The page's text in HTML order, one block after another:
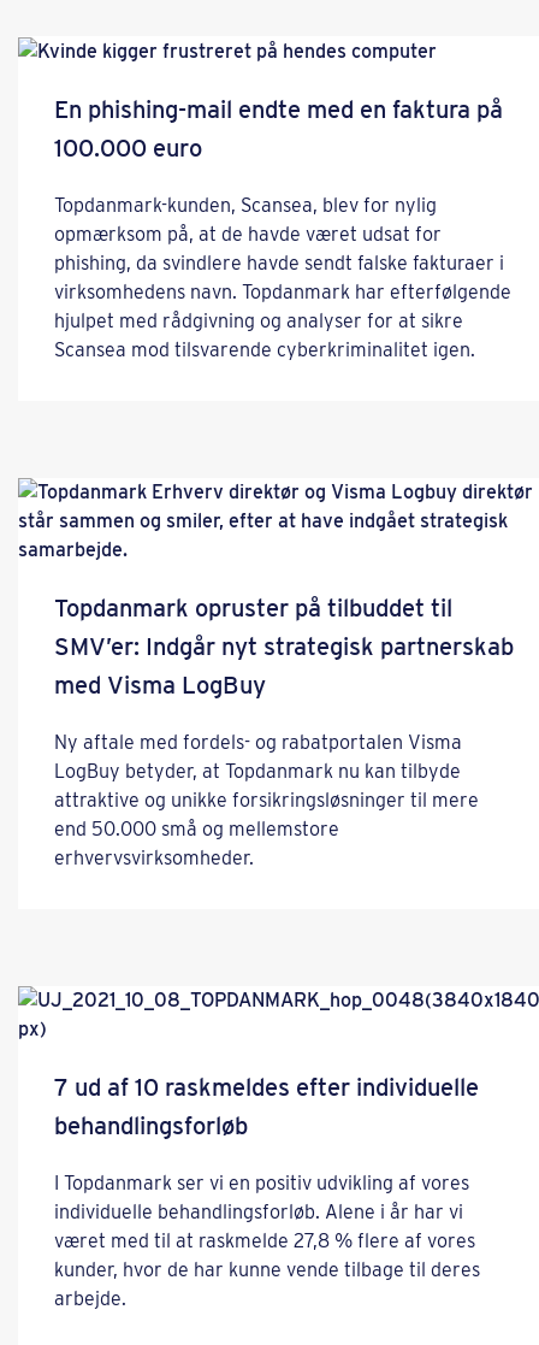
En phishing-mail endte med en faktura på
100.000 euro
Topdanmark-kunden, Scansea, blev for nylig
opmærksom på, at de havde været udsat for
phishing, da svindlere havde sendt falske fakturaer i
virksomhedens navn. Topdanmark har efterfølgende
hjulpet med rådgivning og analyser for at sikre
Scansea mod tilsvarende cyberkriminalitet igen.
Topdanmark opruster på tilbuddet til
SMV’er: Indgår nyt strategisk partnerskab
med Visma LogBuy
Ny aftale med fordels- og rabatportalen Visma
LogBuy betyder, at Topdanmark nu kan tilbyde
attraktive og unikke forsikringsløsninger til mere
end 50.000 små og mellemstore
erhvervsvirksomheder.
7 ud af 10 raskmeldes efter individuelle
behandlingsforløb
I Topdanmark ser vi en positiv udvikling af vores
individuelle behandlingsforløb. Alene i år har vi
været med til at raskmelde 27,8 % flere af vores
kunder, hvor de har kunne vende tilbage til deres
arbejde.